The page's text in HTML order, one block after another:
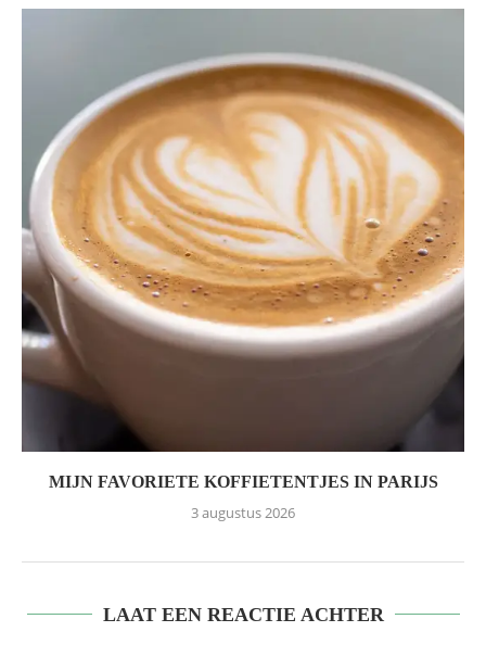
MIJN FAVORIETE KOFFIETENTJES IN PARIJS
3 augustus 2026
LAAT EEN REACTIE ACHTER